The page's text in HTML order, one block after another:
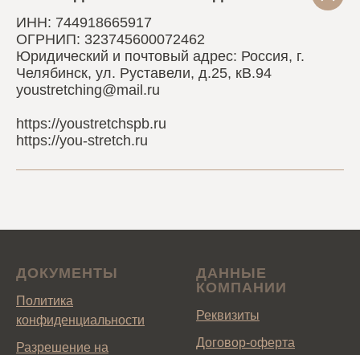
ИНН: 744918665917
ОГРНИП: 323745600072462
Юридический и почтовый адрес: Россия, г.
Челябинск, ул. Руставели, д.25, кВ.94
youstretching@mail.ru
https://youstretchspb.ru
https://you-stretch.ru
ДОКУМЕНТЫ
Политика
конфиденциальности
Разрешение на
ДАННЫЕ
КОМПАНИИ
Реквизиты
Договор-оферта